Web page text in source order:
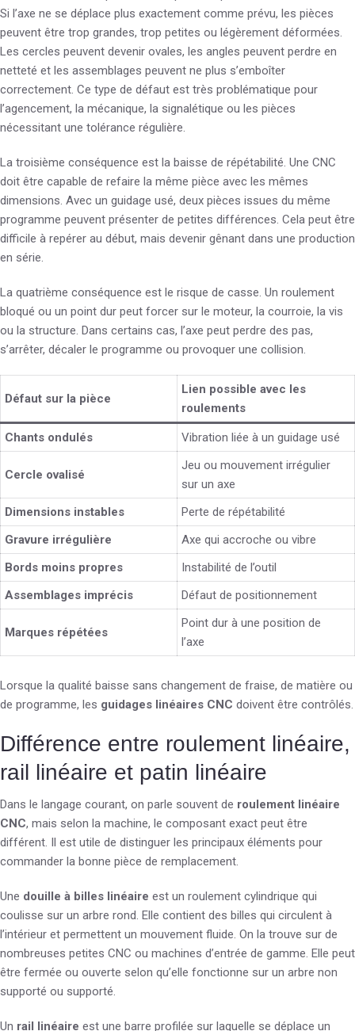
Si l’axe ne se déplace plus exactement comme prévu, les pièces
peuvent être trop grandes, trop petites ou légèrement déformées.
Les cercles peuvent devenir ovales, les angles peuvent perdre en
netteté et les assemblages peuvent ne plus s’emboîter
correctement. Ce type de défaut est très problématique pour
l’agencement, la mécanique, la signalétique ou les pièces
nécessitant une tolérance régulière.
La troisième conséquence est la baisse de répétabilité. Une CNC
doit être capable de refaire la même pièce avec les mêmes
dimensions. Avec un guidage usé, deux pièces issues du même
programme peuvent présenter de petites différences. Cela peut être
difficile à repérer au début, mais devenir gênant dans une production
en série.
La quatrième conséquence est le risque de casse. Un roulement
bloqué ou un point dur peut forcer sur le moteur, la courroie, la vis
ou la structure. Dans certains cas, l’axe peut perdre des pas,
s’arrêter, décaler le programme ou provoquer une collision.
Défaut sur la pièce
Lien possible avec les
roulements
Chants ondulés Vibration liée à un guidage usé
Cercle ovalisé
Jeu ou mouvement irrégulier
sur un axe
Dimensions instables
Perte de répétabilité
Gravure irrégulière
Axe qui accroche ou vibre
Bords moins propres
Instabilité de l’outil
Assemblages imprécis
Défaut de positionnement
Marques répétées
Point dur à une position de
l’axe
Lorsque la qualité baisse sans changement de fraise, de matière ou
de programme, les guidages linéaires CNC doivent être contrôlés.
Différence entre roulement linéaire,
rail linéaire et patin linéaire
Dans le langage courant, on parle souvent de roulement linéaire
CNC, mais selon la machine, le composant exact peut être
différent. Il est utile de distinguer les principaux éléments pour
commander la bonne pièce de remplacement.
Une douille à billes linéaire est un roulement cylindrique qui
coulisse sur un arbre rond. Elle contient des billes qui circulent à
l’intérieur et permettent un mouvement fluide. On la trouve sur de
nombreuses petites CNC ou machines d’entrée de gamme. Elle peut
être fermée ou ouverte selon qu’elle fonctionne sur un arbre non
supporté ou supporté.
Un rail linéaire est une barre profilée sur laquelle se déplace un